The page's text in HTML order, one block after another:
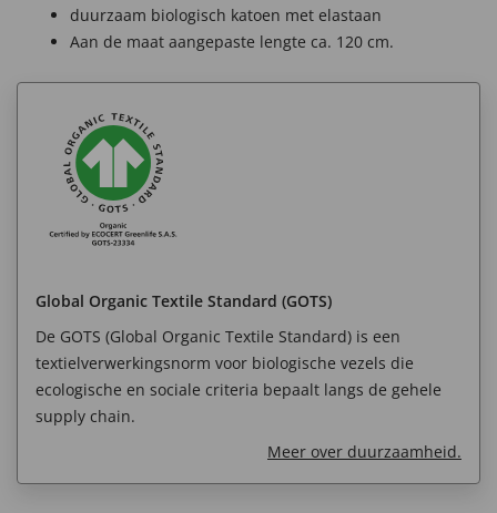
duurzaam biologisch katoen met elastaan
Aan de maat aangepaste lengte ca. 120 cm.
Global Organic Textile Standard (GOTS)
De GOTS (Global Organic Textile Standard) is een
textielverwerkingsnorm voor biologische vezels die
ecologische en sociale criteria bepaalt langs de gehele
supply chain.
Meer over duurzaamheid.